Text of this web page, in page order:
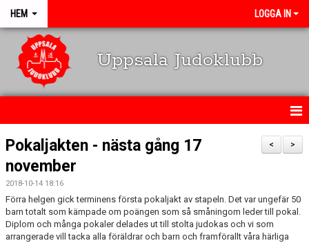
HEM LOGGA IN
Uppsala Judoklubb
HEM
NYHETER
SCHEMA
KALENDARIUM
>
<
Pokaljakten - nästa gång 17
november
2018-10-14 18:16
Förra helgen gick terminens första pokaljakt av stapeln. Det var ungefär 50
barn totalt som kämpade om poängen som så småningom leder till pokal.
Diplom och många pokaler delades ut till stolta judokas och vi som
arrangerade vill tacka alla föräldrar och barn och framförallt våra härliga